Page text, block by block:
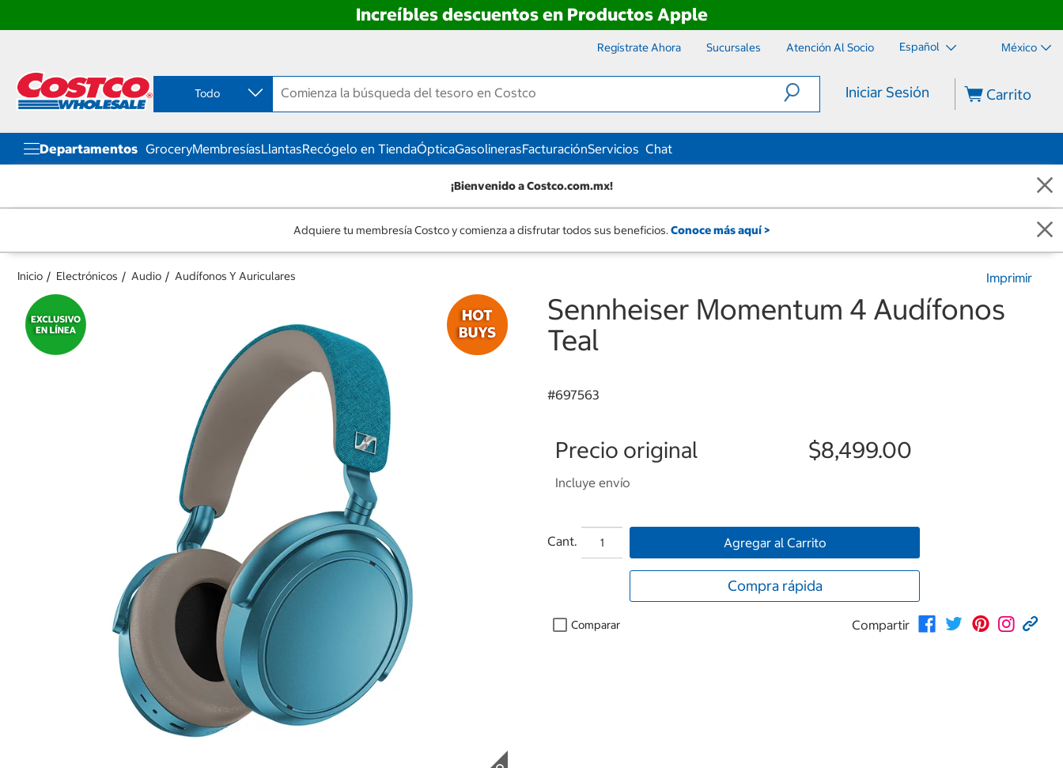
Increíbles descuentos en Productos Apple
contenido
menú
navegación
Regístrate Ahora Sucursales Atención Al Socio Español México
Todo Iniciar Sesión Carrito
Departamentos GroceryMembresíasLlantasRecógelo en TiendaÓpticaGasolinerasFacturaciónServicios Chat
¡Bienvenido a Costco.com.mx!
Adquiere tu membresía Costco y comienza a disfrutar todos sus beneficios. Conoce más aquí >
Inicio Electrónicos Audio Audífonos Y Auriculares Imprimir
Sennheiser Momentum 4 Audífonos
Teal
#697563
Precio original $8,499.00
Incluye envío
Cant. Agregar al Carrito
Compra rápida
Comparar Compartir